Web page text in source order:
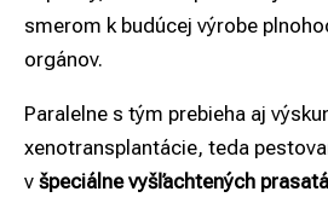
smerom k budúcej výrobe
orgánov.
Paralelne s tým prebieha aj
xenotransplantácie, teda
v špeciálne vyšľachtených